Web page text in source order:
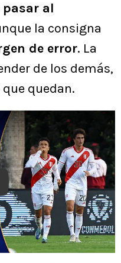
pasar al
la consigna
de error. La
de los demás,
quedan.